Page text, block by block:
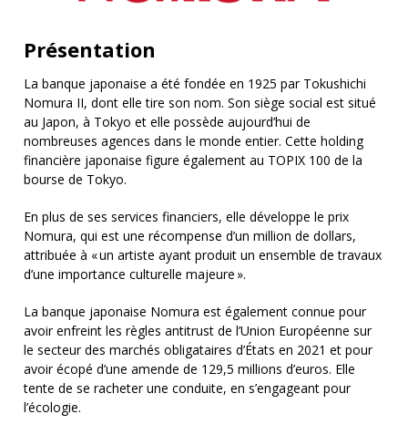
Présentation
La banque japonaise a été fondée en 1925 par Tokushichi
Nomura II, dont elle tire son nom. Son siège social est situé
au Japon, à Tokyo et elle possède aujourd’hui de
nombreuses agences dans le monde entier. Cette holding
financière japonaise figure également au TOPIX 100 de la
bourse de Tokyo.
En plus de ses services financiers, elle développe le prix
Nomura, qui est une récompense d’un million de dollars,
attribuée à « un artiste ayant produit un ensemble de travaux
d’une importance culturelle majeure ».
La banque japonaise Nomura est également connue pour
avoir enfreint les règles antitrust de l’Union Européenne sur
le secteur des marchés obligataires d’États en 2021 et pour
avoir écopé d’une amende de 129,5 millions d’euros. Elle
tente de se racheter une conduite, en s’engageant pour
l’écologie.